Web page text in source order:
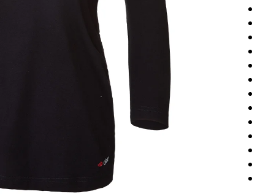
759 Kč